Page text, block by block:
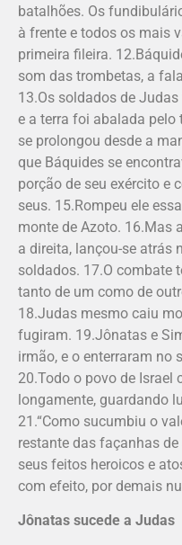
batalhões. Os
à frente e todos os mais
primeira fileira.
som das trombetas, a
13.Os soldados de
e a terra foi abalada
se prolongou desde a
que Báquides se
porção de seu exército e
seus. 15.Rompeu ele
monte de Azoto. 16.Mas
a direita, lançou-se atrás
soldados. 17.O combate
tanto de um como de
18.Judas mesmo caiu
fugiram. 19.Jônatas e
irmão, e o enterraram no
20.Todo o povo de Israel
longamente, guardando
21.“Como sucumbiu o
restante das façanhas
seus feitos heroicos e
com efeito, por demais
Jônatas sucede a Judas